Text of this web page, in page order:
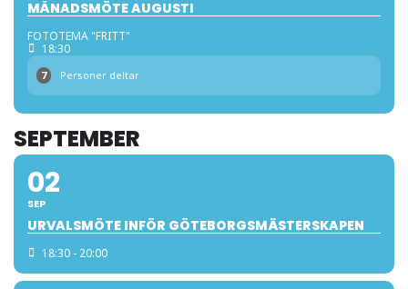
MÅNADSMÖTE AUGUSTI
FOTOTEMA "FRITT"
18:30
7 Personer deltar
SEPTEMBER
02
SEP
URVALSMÖTE INFÖR GÖTEBORGSMÄSTERSKAPEN
18:30 - 20:00